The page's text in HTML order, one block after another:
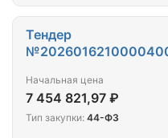
Тендер
Начальная цена
7 454 821,97 ₽
Тип закупки: 44-ФЗ